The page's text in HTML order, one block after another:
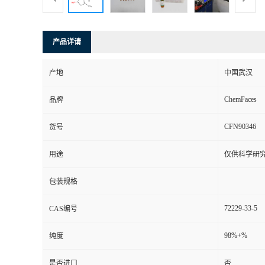
产品详请
产地 中国武汉
品牌 ChemFaces
货号 CFN90346
用途 仅供科学研
包装规格
CAS编号 72229-33-5
纯度 98%+%
是否进口 否